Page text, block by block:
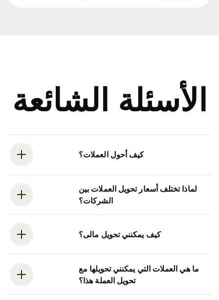
الأسئلة الشائعة
كيف أحول العملات؟
لماذا تختلف أسعار تحويل العملات بين
الشركات؟
كيف يمكنني تحويل مالى؟
ما هي العملات التي يمكنني تحويلها مع
تحويل العملة هذا؟